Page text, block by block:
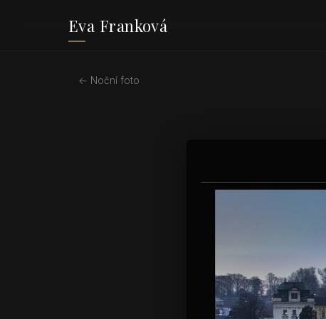
Eva Franková
← Noční foto